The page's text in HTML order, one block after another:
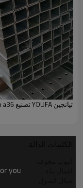
تيانجين YOUFA تصنيع astm a36 أحجام أنابيب الصلب مستطيلة
you.